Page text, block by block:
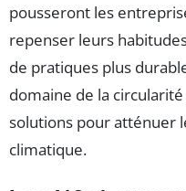
pousseront les
repenser leurs
de pratiques plus
domaine de la
solutions pour atténuer
climatique.